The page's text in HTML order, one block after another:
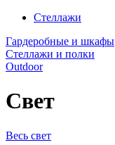
Стеллажи
Гардеробные и шкафы
Стеллажи и полки
Outdoor
Свет
Весь свет